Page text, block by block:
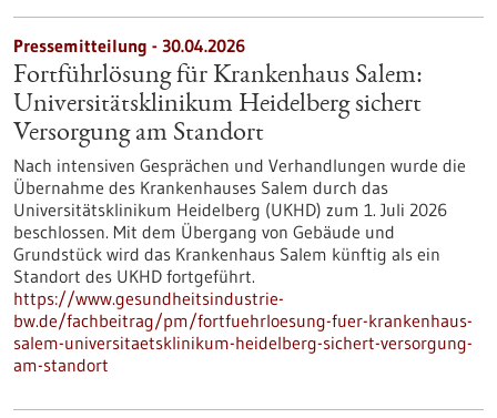
Pressemitteilung - 30.04.2026
Fortführlösung für Krankenhaus Salem:
Universitätsklinikum Heidelberg sichert
Versorgung am Standort
Nach intensiven Gesprächen und Verhandlungen wurde die
Übernahme des Krankenhauses Salem durch das
Universitätsklinikum Heidelberg (UKHD) zum 1. Juli 2026
beschlossen. Mit dem Übergang von Gebäude und
Grundstück wird das Krankenhaus Salem künftig als ein
Standort des UKHD fortgeführt.
https://www.gesundheitsindustrie-
bw.de/fachbeitrag/pm/fortfuehrloesung-fuer-krankenhaus-
salem-universitaetsklinikum-heidelberg-sichert-versorgung-
am-standort